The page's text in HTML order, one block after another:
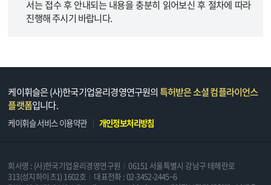
서는 접수 후 안내되는 내용을 충분히 읽어보신 후 절차에 따라
진행해 주시기 바랍니다.
케이휘슬은 (사)한국기업윤리경영연구원의특허받은 소셜 컴플라이언스
플랫폼입니다.
케이휘슬 서비스 이용약관 개인정보처리방침
회사명 : (사)한국기업윤리경영연구원
06151 서울특별시 강남구 테헤란로
313(성지하이츠1) 1602호
대표전화 : 02-3452-2445~6